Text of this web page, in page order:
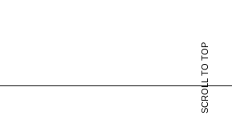
SCROLL TO TOP